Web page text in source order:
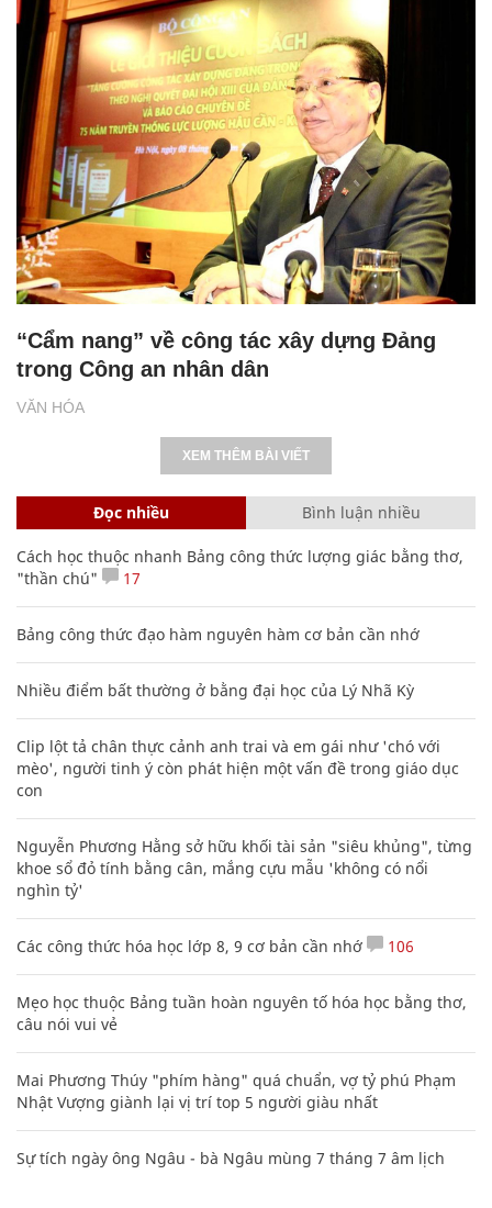
VĂN HÓA
“Cẩm nang” về công tác xây dựng Đảng
trong Công an nhân dân
XEM THÊM BÀI VIẾT
Đọc nhiều Bình luận nhiều
Cách học thuộc nhanh Bảng công thức lượng giác bằng thơ,
"thần chú"
17
Bảng công thức đạo hàm nguyên hàm cơ bản cần nhớ
Nhiều điểm bất thường ở bằng đại học của Lý Nhã Kỳ
Clip lột tả chân thực cảnh anh trai và em gái như 'chó với
mèo', người tinh ý còn phát hiện một vấn đề trong giáo dục
con
Nguyễn Phương Hằng sở hữu khối tài sản "siêu khủng", từng
khoe sổ đỏ tính bằng cân, mắng cựu mẫu 'không có nổi
nghìn tỷ'
Các công thức hóa học lớp 8, 9 cơ bản cần nhớ 106
Mẹo học thuộc Bảng tuần hoàn nguyên tố hóa học bằng thơ,
câu nói vui vẻ
Mai Phương Thúy "phím hàng" quá chuẩn, vợ tỷ phú Phạm
Nhật Vượng giành lại vị trí top 5 người giàu nhất
Sự tích ngày ông Ngâu - bà Ngâu mùng 7 tháng 7 âm lịch